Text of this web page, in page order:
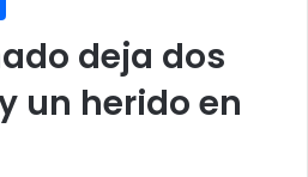
deja dos
un herido en